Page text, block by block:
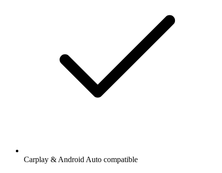
Carplay & Android Auto compatible